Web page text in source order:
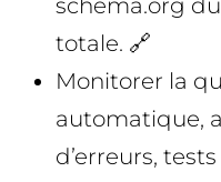
schema.org
totale. 🔗
Monitorer la
automatique,
d’erreurs,